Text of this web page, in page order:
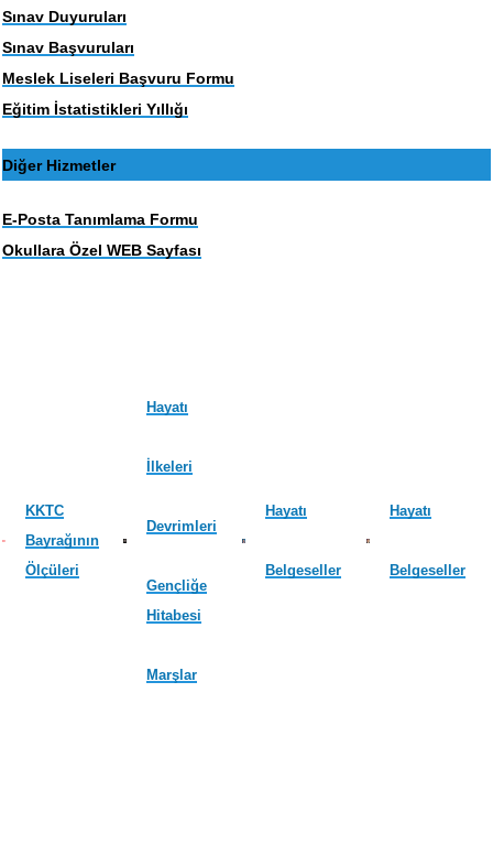
Sınav Duyuruları
Sınav Başvuruları
Meslek Liseleri Başvuru Formu
Eğitim İstatistikleri Yıllığı
Diğer Hizmetler
E-Posta Tanımlama Formu
Okullara Özel WEB Sayfası
KKTC
Bayrağının
Ölçüleri
Hayatı
İlkeleri
Devrimleri
Gençliğe
Hitabesi
Marşlar
Hayatı
Belgeseller
Hayatı
Belgeseller